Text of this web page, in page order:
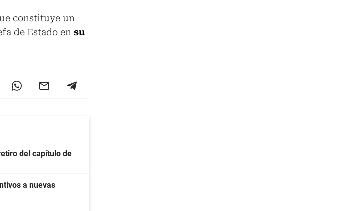
constituye un
de Estado en su
del capítulo de
a nuevas